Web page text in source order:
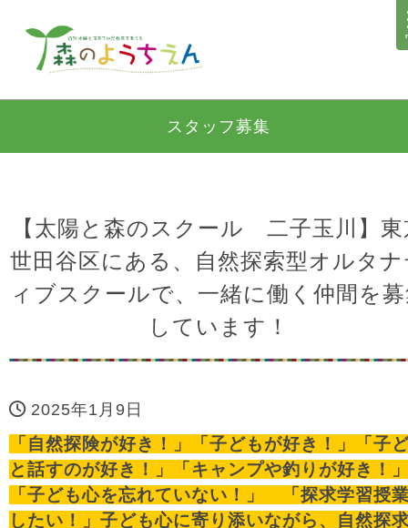
スタッフ募集
【太陽と森のスクール 二子玉川】東
世田谷区にある、自然探索型オルタ
ィブスクールで、一緒に働く仲間を
しています！
2025年1月9日
「自然探険が好き！」「子どもが好き！」「子
と話すのが好き！」「キャンプや釣りが好き！
「子ども心を忘れていない！」 「探求学習授
したい！」子ども心に寄り添いながら、自然探